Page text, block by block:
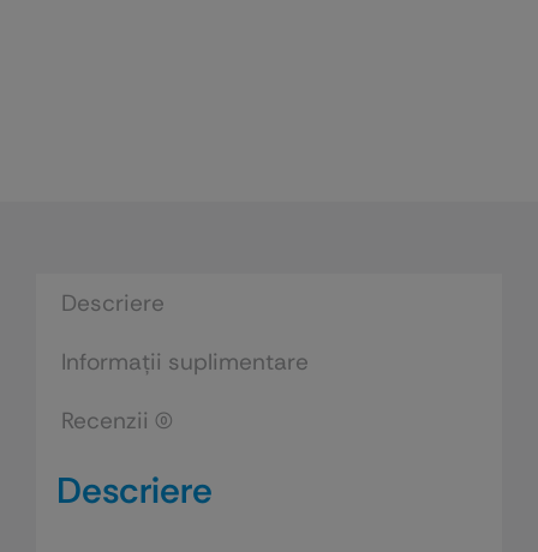
Descriere
Informații suplimentare
Recenzii (0)
Descriere